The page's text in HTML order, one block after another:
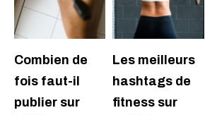
Combien de
fois faut-il
publier sur
Les meilleurs
hashtags de
fitness sur